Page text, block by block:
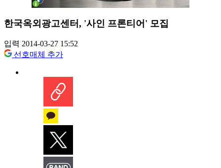
한국옥외광고센터, '사인 프론티어' 모집
입력 2014-03-27 15:52
선호매체 추가